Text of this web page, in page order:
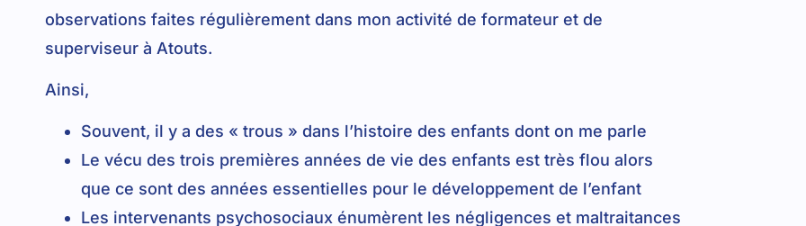
observations faites régulièrement dans mon activité de formateur et de
superviseur à Atouts.
Ainsi,
Souvent, il y a des « trous » dans l’histoire des enfants dont on me parle
Le vécu des trois premières années de vie des enfants est très flou alors
que ce sont des années essentielles pour le développement de l’enfant
Les intervenants psychosociaux énumèrent les négligences et maltraitances